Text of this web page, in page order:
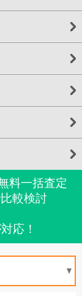
料一括査定
較検討
応！